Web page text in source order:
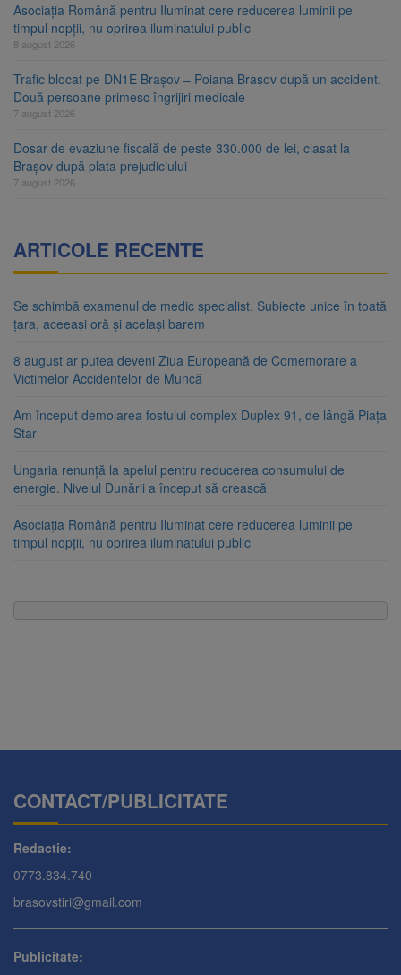
Asociația Română pentru Iluminat cere reducerea luminii pe
timpul nopții, nu oprirea iluminatului public
8 august 2026
Trafic blocat pe DN1E Brașov – Poiana Brașov după un accident.
Două persoane primesc îngrijiri medicale
7 august 2026
Dosar de evaziune fiscală de peste 330.000 de lei, clasat la
Brașov după plata prejudiciului
7 august 2026
ARTICOLE RECENTE
Se schimbă examenul de medic specialist. Subiecte unice în toată
țara, aceeași oră și același barem
8 august ar putea deveni Ziua Europeană de Comemorare a
Victimelor Accidentelor de Muncă
Am început demolarea fostului complex Duplex 91, de lângă Piața
Star
Ungaria renunță la apelul pentru reducerea consumului de
energie. Nivelul Dunării a început să crească
Asociația Română pentru Iluminat cere reducerea luminii pe
timpul nopții, nu oprirea iluminatului public
CONTACT/PUBLICITATE
Redactie:
0773.834.740
brasovstiri@gmail.com
Publicitate: